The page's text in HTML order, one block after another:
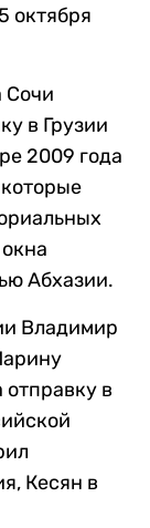
октября
Сочи
в Грузии
2009 года
Абхазии.
Владимир
в
Кесян в